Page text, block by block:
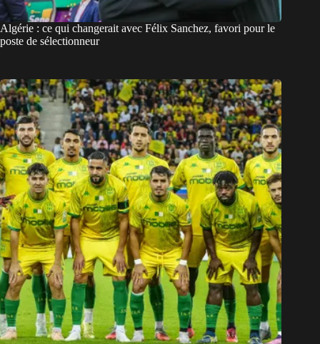
Algérie : ce qui changerait avec Félix Sanchez, favori pour le
poste de sélectionneur